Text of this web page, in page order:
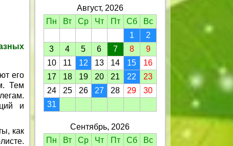
собственного сочинения)
его
Тем
и
как
Август, 2026
Пн
Вт Ср Чт Пт Сб
Вс
1
2
3
4 5 6 7 8
9
10
11 12 13 14 15
16
17
18 19 20 21 22
23
24
25 26 27 28 29
30
31
Сентябрь, 2026
Пн
Вт Ср Чт Пт Сб
Вс